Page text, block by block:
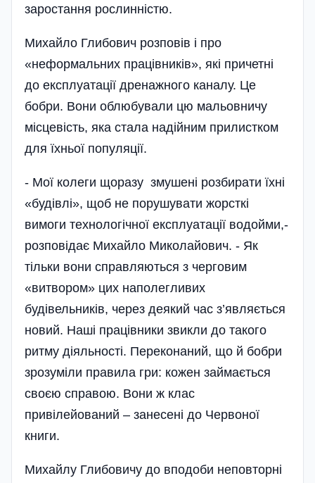
заростання рослинністю.
Михайло Глибович розповів і про
«неформальних працівників», які причетні
до експлуатації дренажного каналу. Це
бобри. Вони облюбували цю мальовничу
місцевість, яка стала надійним прилистком
для їхньої популяції.
- Мої колеги щоразу змушені розбирати їхні
«будівлі», щоб не порушувати жорсткі
вимоги технологічної експлуатації водойми,-
розповідає Михайло Миколайович. - Як
тільки вони справляються з черговим
«витвором» цих наполегливих
будівельників, через деякий час з’являється
новий. Наші працівники звикли до такого
ритму діяльності. Переконаний, що й бобри
зрозуміли правила гри: кожен зай­ма­ється
своєю спра­вою. Вони ж клас
привілейований – занесені до Червоної
книги.
Михайлу Глибовичу до вподоби неповторні